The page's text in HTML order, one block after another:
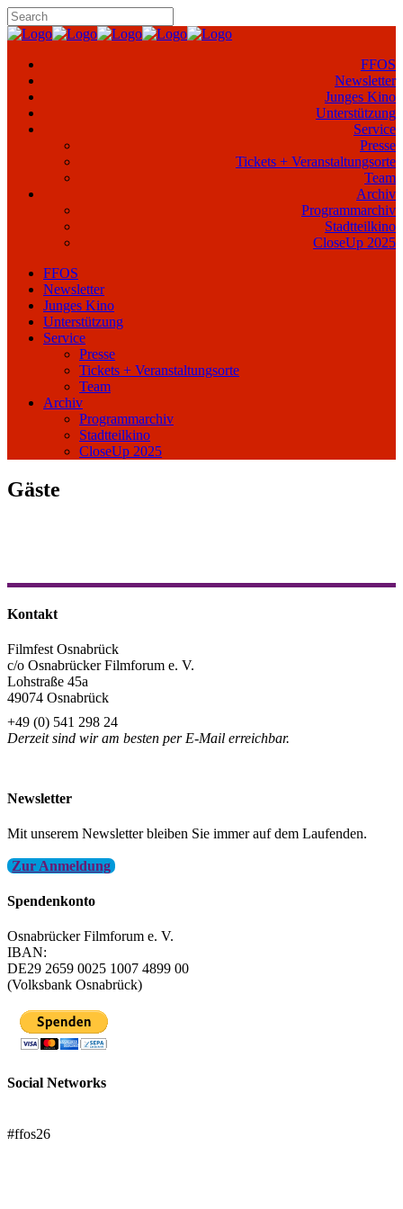
FFOS
Newsletter
Junges Kino
Unterstützung
Service
Presse
Tickets + Veranstaltungsorte
Team
Archiv
Programmarchiv
Stadtteilkino
CloseUp 2025
FFOS
Newsletter
Junges Kino
Unterstützung
Service
Presse
Tickets + Veranstaltungsorte
Team
Archiv
Programmarchiv
Stadtteilkino
CloseUp 2025
Gäste
Kontakt
Filmfest Osnabrück
c/o Osnabrücker Filmforum e. V.
Lohstraße 45a
49074 Osnabrück
+49 (0) 541 298 24
Derzeit sind wir am besten per E-Mail erreichbar.
Newsletter
Mit unserem Newsletter bleiben Sie immer auf dem Laufenden.
Zur Anmeldung
Spendenkonto
Osnabrücker Filmforum e. V.
IBAN:
DE29 2659 0025 1007 4899 00
(Volksbank Osnabrück)
Social Networks
#ffos26